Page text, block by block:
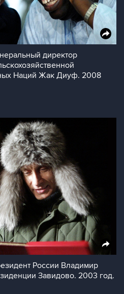
директор
Наций Жак Диуф. 2008
России Владимир
Завидово. 2003 год.